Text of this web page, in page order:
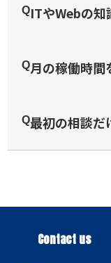
QITやWebの知
Q月の稼働時間
Q最初の相談だ
Contact us